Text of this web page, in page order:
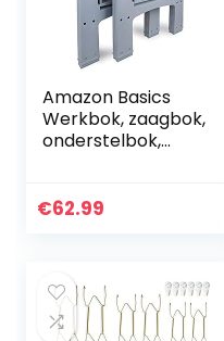
Amazon Basics
Werkbok, zaagbok,
onderstelbok,
inklapbaar, vaste
set van 2, grijs,
oranje
€62.99